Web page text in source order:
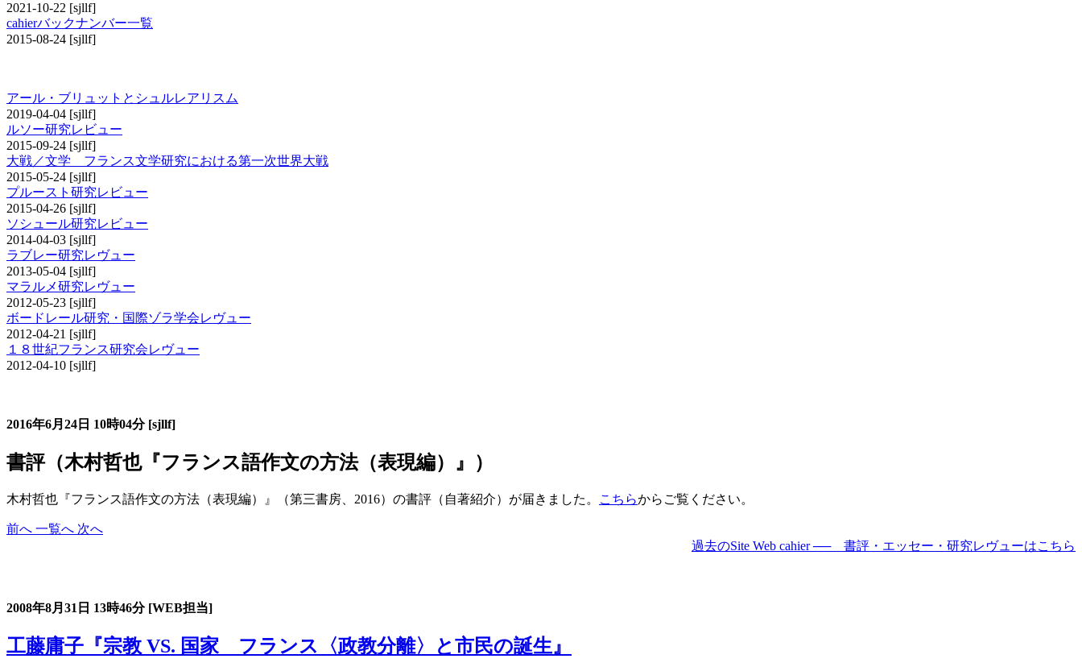
2021-10-22 [sjllf]
cahierバックナンバー一覧
2015-08-24 [sjllf]
アール・ブリュットとシュルレアリスム
2019-04-04 [sjllf]
ルソー研究レビュー
2015-09-24 [sjllf]
大戦／文学 フランス文学研究における第一次世界大戦
2015-05-24 [sjllf]
プルースト研究レビュー
2015-04-26 [sjllf]
ソシュール研究レビュー
2014-04-03 [sjllf]
ラブレー研究レヴュー
2013-05-04 [sjllf]
マラルメ研究レヴュー
2012-05-23 [sjllf]
ボードレール研究・国際ゾラ学会レヴュー
2012-04-21 [sjllf]
１８世紀フランス研究会レヴュー
2012-04-10 [sjllf]
2016年6月24日 10時04分 [sjllf]
書評（木村哲也『フランス語作文の方法（表現編）』）
木村哲也『フランス語作文の方法（表現編）』（第三書房、2016）の書評（自著紹介）が届きました。 こちらからご覧ください。
前へ 一覧へ 次へ
過去のSite Web cahier ── 書評・エッセー・研究レヴューはこちら
2008年8月31日 13時46分 [WEB担当]
工藤庸子『宗教 VS. 国家 フランス〈政教分離〉と市民の誕生』